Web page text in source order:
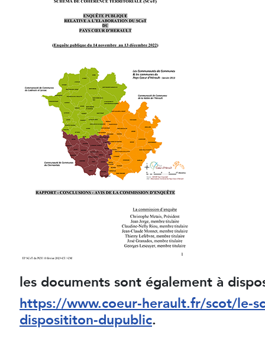
les documents sont également à
https://www.coeur‐herault.fr/scot/
disposititon‐dupublic.